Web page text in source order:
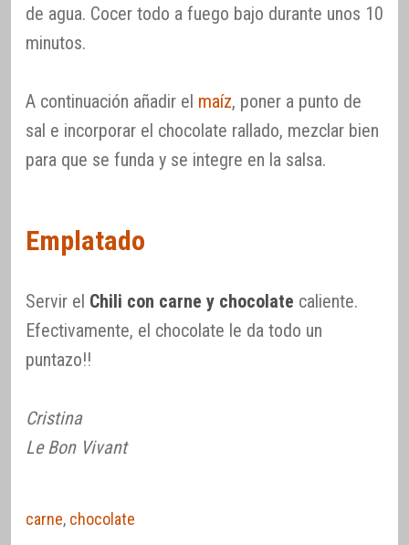
de agua. Cocer todo a fuego bajo durante unos 10
minutos.
A continuación añadir el maíz, poner a punto de
sal e incorporar el chocolate rallado, mezclar bien
para que se funda y se integre en la salsa.
Emplatado
Servir el Chili con carne y chocolate caliente.
Efectivamente, el chocolate le da todo un
puntazo!!
Cristina
Le Bon Vivant
carne, chocolate